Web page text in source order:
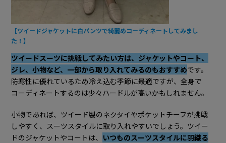
【ツイードジャケットに白パンツで綺麗めコーディネートしてみまし
た！】
ツイードスーツに挑戦してみたい方は、ジャケットやコート、
ジレ、小物など、一部から取り入れてみるのもおすすめです。
防寒性に優れているため冷え込む季節に最適ですが、全身で
コーディネートするのは少々ハードルが高いかもしれません。
小物であれば、ツイード製のネクタイやポケットチーフが挑戦
しやすく、スーツスタイルに取り入れやすいでしょう。ツイー
ドのジャケットやコートは、 いつものスーツスタイルに羽織る